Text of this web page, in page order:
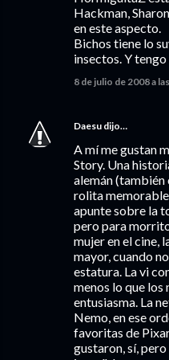
Hackman,
en este aspecto.
Bichos tiene lo
insectos. Y
8 de julio de 2008 a
Daesu dijo…
A mí me gustan
Story. Una
alemán (también
rolita
apunte sobre la
pero para
mujer en el cine,
mayor, cuando
estatura. La vi
menos lo que los
entusiasma. La
Nemo, en ese
favoritas de
gustaron, sí,